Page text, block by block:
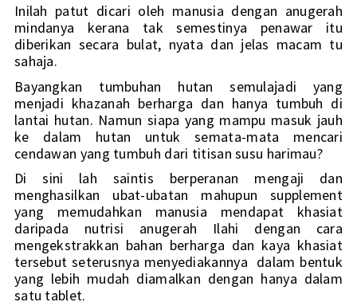
Inilah patut dicari oleh manusia dengan anugerah
mindanya kerana tak semestinya penawar itu
diberikan secara bulat, nyata dan jelas macam tu
sahaja.
Bayangkan tumbuhan hutan semulajadi yang
menjadi khazanah berharga dan hanya tumbuh di
lantai hutan. Namun siapa yang mampu masuk jauh
ke dalam hutan untuk semata-mata mencari
cendawan yang tumbuh dari titisan susu harimau?
Di sini lah saintis berperanan mengaji dan
menghasilkan ubat-ubatan mahupun supplement
yang memudahkan manusia mendapat khasiat
daripada nutrisi anugerah Ilahi dengan cara
mengekstrakkan bahan berharga dan kaya khasiat
tersebut seterusnya menyediakannya  dalam bentuk
yang lebih mudah diamalkan dengan hanya dalam
satu tablet.